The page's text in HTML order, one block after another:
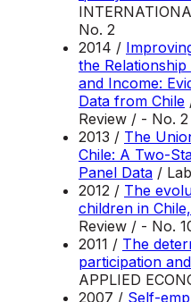
No. 2
2014 /
the
and Income:
Data from Chile
Review / - No. 2
2013 / The
Chile: A Two-
Panel Data /
2012 / The
children in
Review / - No.
2011 / The
participation
APPLIED
2007 / Self-